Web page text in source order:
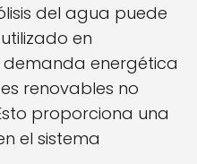
del agua puede
en
energética
renovables no
proporciona una
el sistema